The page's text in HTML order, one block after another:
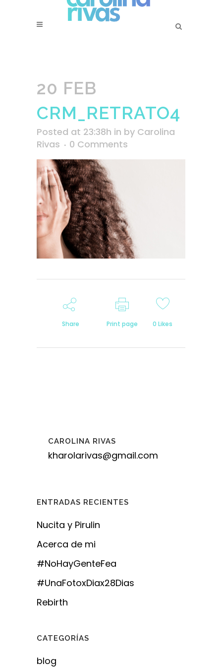
20 FEB
CRM_RETRATO4
Posted at 23:38h in by Carolina
Rivas
0 Comments
Share Print page 0 Likes
CAROLINA RIVAS
kharolarivas@gmail.com
ENTRADAS RECIENTES
Nucita y Pirulin
Acerca de mi
#NoHayGenteFea
#UnaFotoxDiax28Dias
Rebirth
CATEGORÍAS
blog